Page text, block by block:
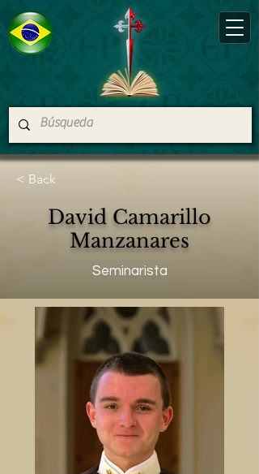
< Back
David Camarillo
Manzanares
Seminarista